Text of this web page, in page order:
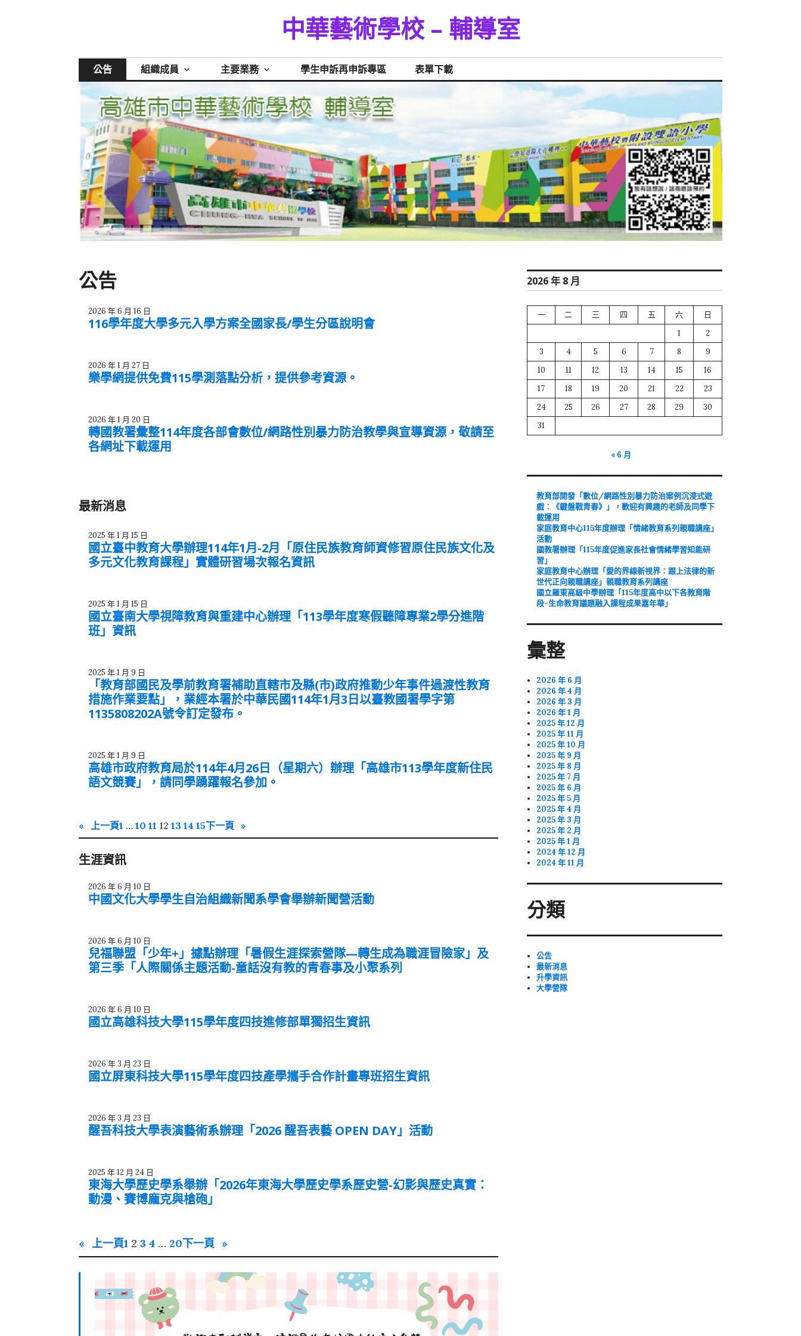
中華藝術學校 – 輔導室
公告 組織成員 主要業務 學生申訴再申訴專區 表單下載
公告
2026 年 6 月 16 日
116學年度大學多元入學方案全國家長/學生分區說明會
2026 年 1 月 27 日
樂學網提供免費115學測落點分析，提供參考資源。
2026 年 1 月 20 日
轉國教署彙整114年度各部會數位/網路性別暴力防治教學與宣導資源，敬請至
各網址下載運用
最新消息
2025 年 1 月 15 日
國立臺中教育大學辦理114年1月-2月「原住民族教育師資修習原住民族文化及
多元文化教育課程」實體研習場次報名資訊
2025 年 1 月 15 日
國立臺南大學視障教育與重建中心辦理「113學年度寒假聽障專業2學分進階
班」資訊
2025 年 1 月 9 日
「教育部國民及學前教育署補助直轄市及縣(市)政府推動少年事件過渡性教育
措施作業要點」，業經本署於中華民國114年1月3日以臺教國署學字第
1135808202A號令訂定發布。
2025 年 1 月 9 日
高雄市政府教育局於114年4月26日（星期六）辦理「高雄市113學年度新住民
語文競賽」，請同學踴躍報名參加。
« 上一頁1 … 10 11 12 13 14 15下一頁 »
生涯資訊
2026 年 6 月 10 日
中國文化大學學生自治組織新聞系學會舉辦新聞營活動
2026 年 6 月 10 日
兒福聯盟「少年+」據點辦理「暑假生涯探索營隊—轉生成為職涯冒險家」及
第三季「人際關係主題活動-童話沒有教的青春事及小聚系列
2026 年 6 月 10 日
國立高雄科技大學115學年度四技進修部單獨招生資訊
2026 年 3 月 23 日
國立屏東科技大學115學年度四技產學攜手合作計畫專班招生資訊
2026 年 3 月 23 日
醒吾科技大學表演藝術系辦理「2026 醒吾表藝 OPEN DAY」活動
2025 年 12 月 24 日
東海大學歷史學系舉辦「2026年東海大學歷史學系歷史營-幻影與歷史真實：
動漫、賽博龐克與槍砲」
« 上一頁1 2 3 4 … 20下一頁 »
2026 年 8 月
一 二 三 四 五 六
日
1
2
3
4 5 6 7 8
9
10
11 12 13 14 15
16
17
18 19 20 21 22
23
24
25 26 27 28 29
30
31
« 6 月
教育部開發「數位/網路性別暴力防治案例沉浸式遊
戲：《鍵盤戰青春》」，歡迎有興趣的老師及同學下
載運用
家庭教育中心115年度辦理「情緒教育系列親職講座」
活動
國教署辦理「115年度促進家長社會情緒學習知能研
習」
家庭教育中心辦理「愛的界線新視界：跟上法律的新
世代正向親職講座」親職教育系列講座
國立羅東高級中學辦理「115年度高中以下各教育階
段-生命教育議題融入課程成果嘉年華」
彙整
2026 年 6 月
2026 年 4 月
2026 年 3 月
2026 年 1 月
2025 年 12 月
2025 年 11 月
2025 年 10 月
2025 年 9 月
2025 年 8 月
2025 年 7 月
2025 年 6 月
2025 年 5 月
2025 年 4 月
2025 年 3 月
2025 年 2 月
2025 年 1 月
2024 年 12 月
2024 年 11 月
分類
公告
最新消息
升學資訊
大學營隊